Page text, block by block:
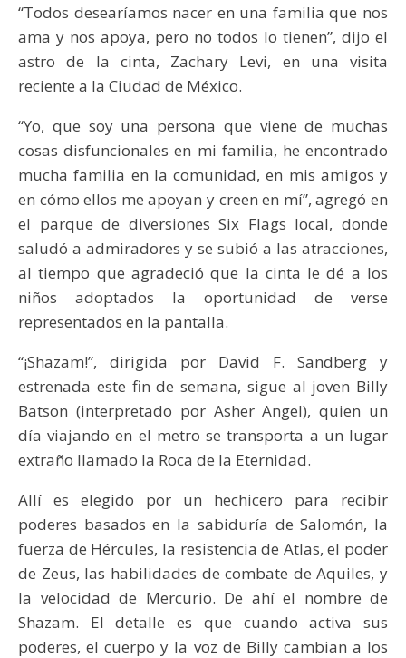
“Todos desearíamos nacer en una familia que nos
ama y nos apoya, pero no todos lo tienen”, dijo el
astro de la cinta, Zachary Levi, en una visita
reciente a la Ciudad de México.
“Yo, que soy una persona que viene de muchas
cosas disfuncionales en mi familia, he encontrado
mucha familia en la comunidad, en mis amigos y
en cómo ellos me apoyan y creen en mí”, agregó en
el parque de diversiones Six Flags local, donde
saludó a admiradores y se subió a las atracciones,
al tiempo que agradeció que la cinta le dé a los
niños adoptados la oportunidad de verse
representados en la pantalla.
“¡Shazam!”, dirigida por David F. Sandberg y
estrenada este fin de semana, sigue al joven Billy
Batson (interpretado por Asher Angel), quien un
día viajando en el metro se transporta a un lugar
extraño llamado la Roca de la Eternidad.
Allí es elegido por un hechicero para recibir
poderes basados en la sabiduría de Salomón, la
fuerza de Hércules, la resistencia de Atlas, el poder
de Zeus, las habilidades de combate de Aquiles, y
la velocidad de Mercurio. De ahí el nombre de
Shazam. El detalle es que cuando activa sus
poderes, el cuerpo y la voz de Billy cambian a los